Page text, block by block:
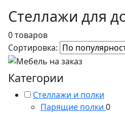
Стеллажи для
0 товаров
Сортировка:
Категории
Стеллажи и полки
Парящие полки 0